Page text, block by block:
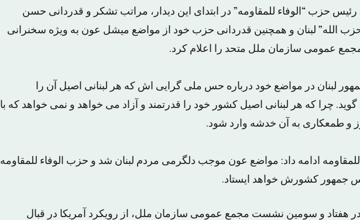
حزب “الوفاء للمقاومه” در ابتدای این دیدار، مراتب تشکر و قدردانی حسن
الله” لبنان و همچنین قدردانی حزب خود از مواضع میشل عون به ویژه سخنرانی
عمومی سازمان ملل متحد را اعلام کرد.
لبنان در مواضع خود درباره حس ملی گرایی اش که هر لبنانی اصیل آن را
چرا که هر لبنانی اصیل کشور خود را قدرتمند و آزاد می خواهد و نمی خواهد که با
و طمعکاری به آن خدشه وارد شود.
ادامه داد: مواضع عون موجب دلگرمی مردم لبنان شد و حزب الوفاء للمقاومه
جمهور کشورش خواهد ایستاد.
هفتاد و سومین نشست مجمع عمومی سازمان ملل، از رویکرد آمریکا در قبال